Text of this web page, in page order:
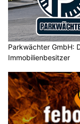
Parkwächter GmbH:
Immobilienbesitzer